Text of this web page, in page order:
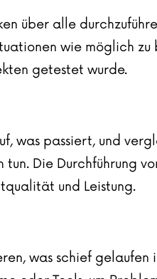
über alle
wie möglich
getestet wurde.
was passiert, und
Die Durchführung
und Leistung.
was schief gelaufen